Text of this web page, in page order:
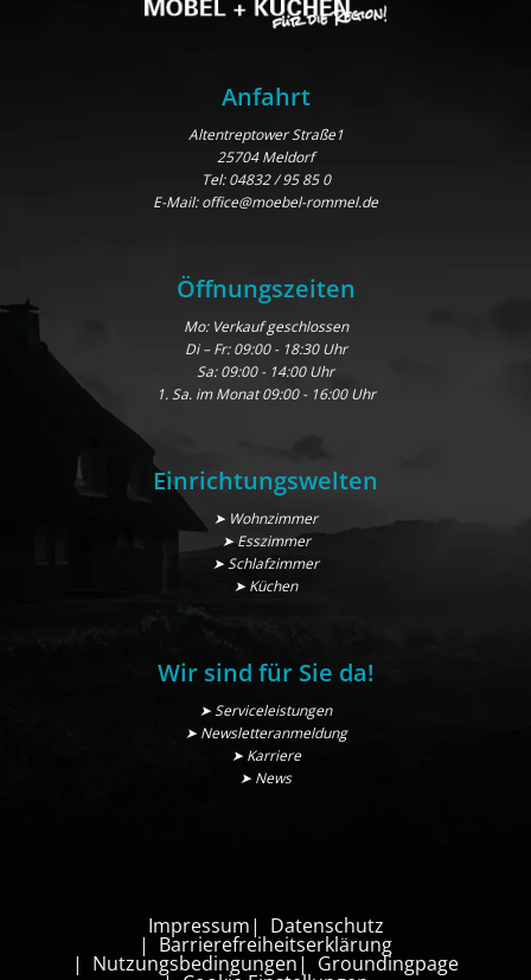
Anfahrt
Altentreptower Straße1
25704 Meldorf
Tel:04832 / 95 85 0
E-Mail:office@moebel-rommel.de
Öffnungszeiten
Mo: Verkauf geschlossen
Di – Fr: 09:00 - 18:30 Uhr
Sa: 09:00 - 14:00 Uhr
1. Sa. im Monat 09:00 - 16:00 Uhr
Einrichtungswelten
➤ Wohnzimmer
➤ Esszimmer
➤ Schlafzimmer
➤ Küchen
Wir sind für Sie da!
➤ Serviceleistungen
➤ Newsletteranmeldung
➤ Karriere
➤ News
Impressum Datenschutz
Barrierefreiheitserklärung
Nutzungsbedingungen Groundingpage